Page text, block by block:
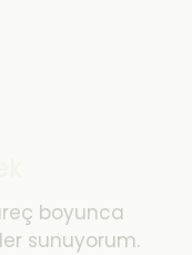
boyunca
sunuyorum.